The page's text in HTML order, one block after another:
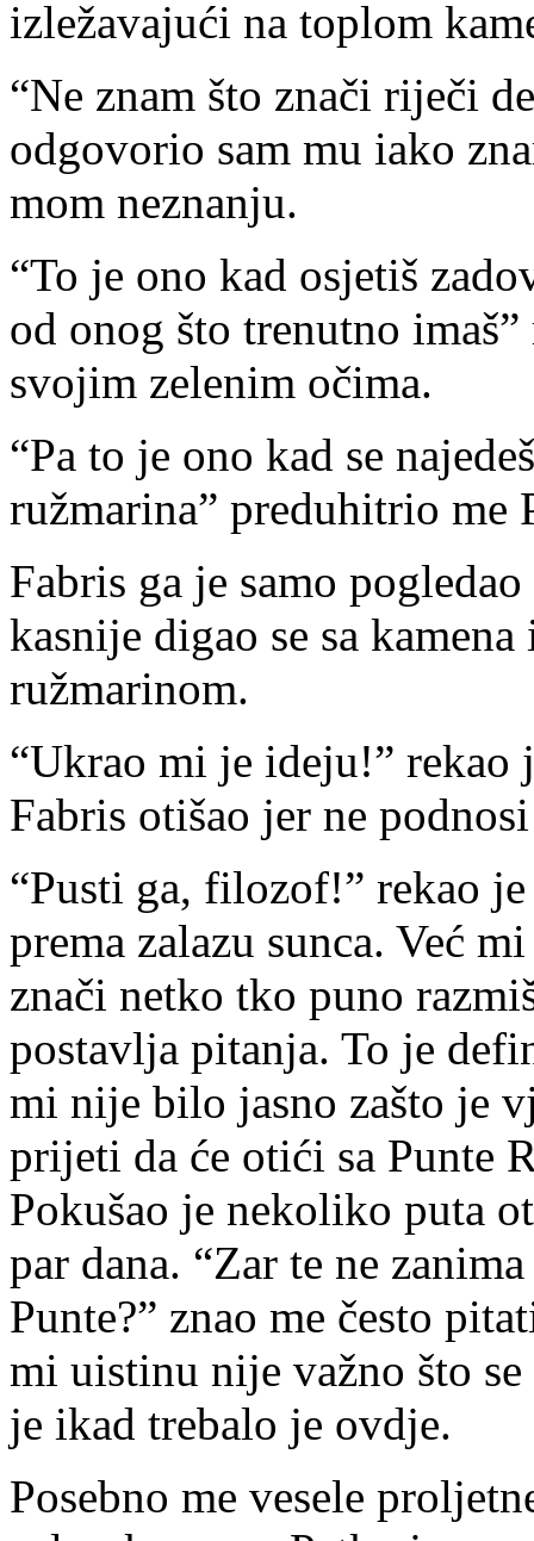
izležavajući na toplom
“Ne znam što znači riječi
odgovorio sam mu iako
mom neznanju.
“To je ono kad osjetiš
od onog što trenutno
svojim zelenim očima.
“Pa to je ono kad se
ružmarina” preduhitrio me
Fabris ga je samo
kasnije digao se sa
ružmarinom.
“Ukrao mi je ideju!” rekao
Fabris otišao jer ne
“Pusti ga, filozof!” rekao
prema zalazu sunca. Već
znači netko tko puno
postavlja pitanja. To je
mi nije bilo jasno zašto je
prijeti da će otići sa Punte
Pokušao je nekoliko puta
par dana. “Zar te ne
Punte?” znao me često
mi uistinu nije važno što
je ikad trebalo je ovdje.
Posebno me vesele